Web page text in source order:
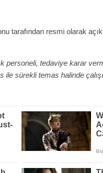
tarafından resmi olarak
personeli, tedaviye karar
ile sürekli temas halinde